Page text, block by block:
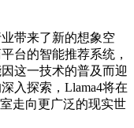
带来了新的想象空
台的智能推荐系统，
这一技术的普及而迎
入探索，Llama4将在
走向更广泛的现实世